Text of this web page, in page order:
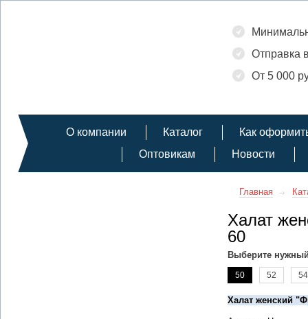
Отправка
От 5 000
О компании Каталог
Как
Оптовикам
Новости
Главная
Халат
60
Выберите
50 52 54
Халат женский